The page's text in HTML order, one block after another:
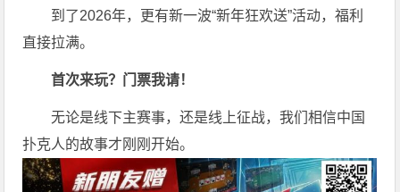
到了2026年，更有新一波“新年狂欢送”活动，福利
直接拉满。
首次来玩？门票我请！
无论是线下主赛事，还是线上征战，我们相信中国
扑克人的故事才刚刚开始。